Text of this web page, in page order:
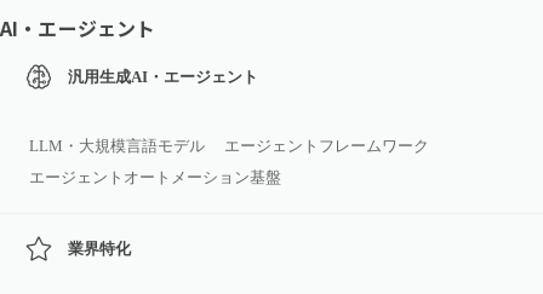
AI・エージェント
汎用生成AI・エージェント
LLM・大規模言語モデル
エージェントフレームワーク
エージェントオートメーション基盤
業界特化